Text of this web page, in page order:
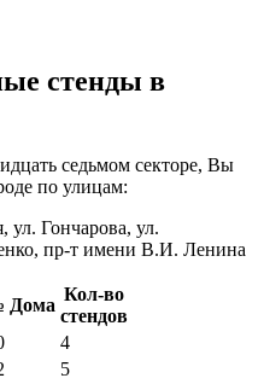
стенды в
седьмом секторе, Вы
по улицам:
ул. Гончарова, ул.
пр-т имени В.И. Ленина
Дома
Кол-во
стендов
4
5